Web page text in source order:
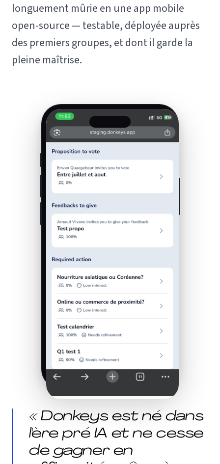
longuement mûrie en une app mobile
open-source — testable, déployée auprès
des premiers groupes, et dont il garde la
pleine maîtrise.
« Donkeys est né dans
l'ère pré IA et ne cesse
de gagner en